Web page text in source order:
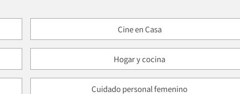
Cine en Casa
Hogar y cocina
Cuidado personal femenino